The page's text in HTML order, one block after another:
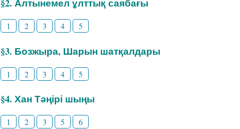
§2. Алтынемел ұлттық саябағы
1 2 3 4 5
§3. Бозжыра, Шарын шатқалдары
1 2 3 4 5
§4. Хан Тәңірі шыңы
1 2 3 5 6